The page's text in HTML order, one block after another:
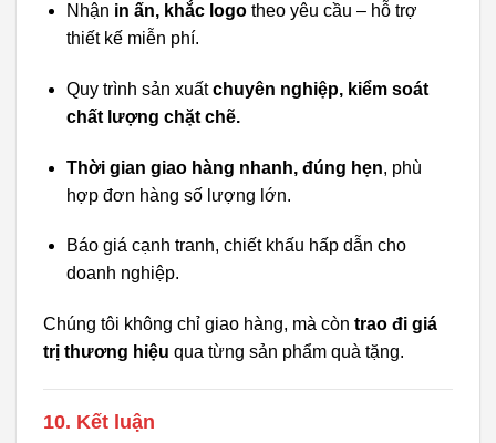
Nhận in ấn, khắc logotheo yêu cầu – hỗ trợ
thiết kế miễn phí.
Quy trình sản xuấtchuyên nghiệp, kiểm soát
chất lượng chặt chẽ.
Thời gian giao hàng nhanh, đúng hẹn, phù
hợp đơn hàng số lượng lớn.
Báo giá cạnh tranh, chiết khấu hấp dẫn cho
doanh nghiệp.
Chúng tôi không chỉ giao hàng, mà còn trao đi giá
trị thương hiệu qua từng sản phẩm quà tặng.
10. Kết luận